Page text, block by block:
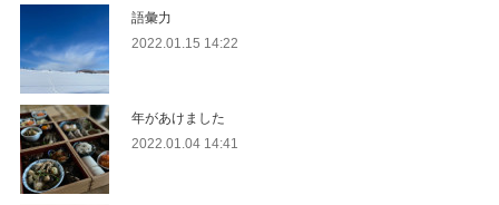
語彙力
2022.01.15 14:22
年があけました
2022.01.04 14:41